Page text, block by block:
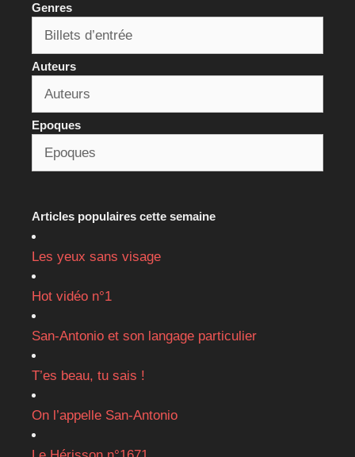
Genres
Auteurs
Epoques
Articles populaires cette semaine
Les yeux sans visage
Hot vidéo n°1
San-Antonio et son langage particulier
T’es beau, tu sais !
On l’appelle San-Antonio